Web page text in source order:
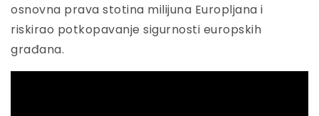
osnovna prava stotina milijuna Europljana i
riskirao potkopavanje sigurnosti europskih
građana.